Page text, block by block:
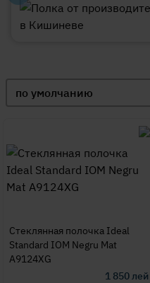
по умолчанию
Стеклянная полочка Ideal
Standard IOM Negru Mat
A9124XG
1 850лей